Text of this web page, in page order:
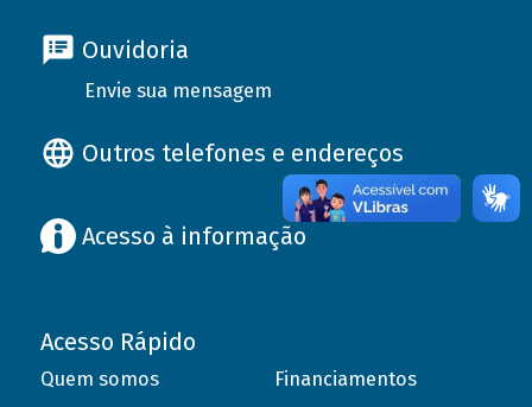
Ouvidoria
Envie sua mensagem
Outros telefones e endereços
Acesso à informação
Acesso Rápido
Quem somos
Financiamentos